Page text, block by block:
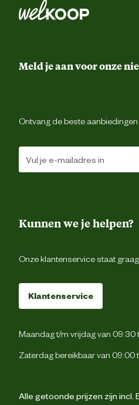
Meld je aan voor onze
Ontvang de beste
Kunnen we je helpen?
Onze klantenservice staat
Klantenservice
Maandag t/m vrijdag van 09:30
Zaterdag bereikbaar van 09:00
Alle getoonde prijzen zijn incl.